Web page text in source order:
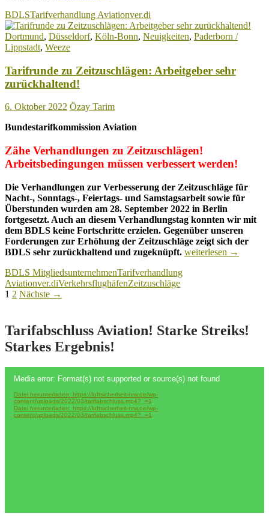
Immer
noch
kein
Angebot
Erhöhung
der
Zeitzuschläge!
BDLSTarifverhandlung Aviationver.di
Dortmund, Düsseldorf, Köln-Bonn, Neuigkeiten, Paderborn /
Lippstadt, Weeze
Tarifrunde zu Zeitzuschlägen: Arbeitgeber sehr
zurückhaltend!
6. Oktober 2022 Özay Tarim
Bundestarifkommission Aviation
Zähe Verhandlungen zu Zeitzuschlägen!
Arbeitsbedingungen müssen verbessert werden!
Die Verhandlungen zur Verbesserung der Zeitzuschläge für
Nacht-, Sonntags-, Feiertags- und Samstagsarbeit sowie für
Überstunden wurden am 28. September 2022 in Berlin
fortgesetzt. Auch an diesem Verhandlungstag konnten wir mit
dem BDLS keine Fortschritte erzielen. Gegenüber unseren
Forderungen zur Erhöhung der Zeitzuschläge zeigt sich der
BDLS sehr zurückhaltend und zugeknüpft. Tarifrunde
weiterlesen →
BDLS MitgliedsunternehmenTarifverhandlung
Aviationver.diVerkehrsflughäfenZeitzuschläge
Beitragsnavigation
1 2 Nächste →
Tarifabschluss Aviation! Starke Streiks!
Starkes Ergebnis!
Player
Media error: Format(s) not supported or source(s) not found
Datei herunterladen: https://luftsicherheit-nrw.de/wp-
content/uploads/2022/03/tarifabschluss.mp4?_=1
Datei herunterladen: https://luftsicherheit-nrw.de/wp-
content/uploads/2022/03/tarifabschluss.mp4?_=1